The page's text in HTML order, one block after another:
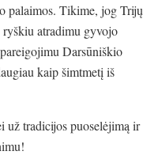
palaimos. Tikime, jog Trijų
atradimu gyvojo
Darsūniškio
kaip šimtmetį iš
už tradicijos puoselėjimą ir